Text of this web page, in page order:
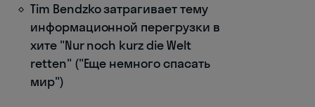
Tim Bendzko затрагивает тему
информационной перегрузки в
хите "Nur noch kurz die Welt
retten" ("Еще немного спасать
мир")